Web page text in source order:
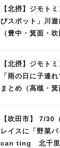
【北摂】ジモト
びスポット」川遊
（豊中・箕面・
【北摂】ジモト
「雨の日に子連
まとめ（高槻・
【吹田市】 7/30（木） 北千里
レイスに「野菜
can ting 北千里